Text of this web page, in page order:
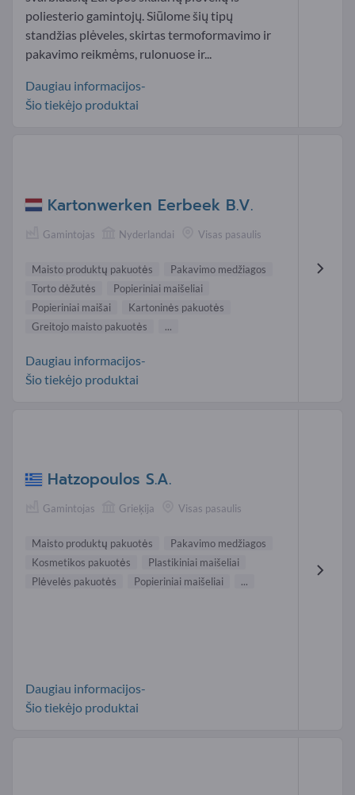
poliesterio gamintojų. Siūlome šių tipų
standžias plėveles, skirtas termoformavimo ir
pakavimo reikmėms, rulonuose ir...
Daugiau informacijos-
Šio tiekėjo produktai
Kartonwerken Eerbeek B.V.
Gamintojas Nyderlandai Visas pasaulis
Maisto produktų pakuotės
Pakavimo medžiagos
Torto dėžutės
Popieriniai maišeliai
Popieriniai maišai
Kartoninės pakuotės
Greitojo maisto pakuotės
...
Daugiau informacijos-
Šio tiekėjo produktai
Hatzopoulos S.A.
Gamintojas Grieķija Visas pasaulis
Maisto produktų pakuotės
Pakavimo medžiagos
Kosmetikos pakuotės
Plastikiniai maišeliai
Plėvelės pakuotės
Popieriniai maišeliai ...
Daugiau informacijos-
Šio tiekėjo produktai